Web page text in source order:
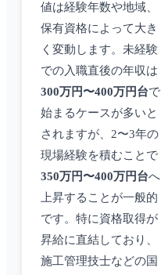
値は経験年数や地域、
保有資格によって大き
く変動します。未経験
での入職直後の年収は
300万円〜400万円台で
始まるケースが多いと
されますが、2〜3年の
現場経験を積むことで
350万円〜400万円台へ
上昇することが一般的
です。特に資格取得が
昇給に直結しており、
施工管理技士などの国